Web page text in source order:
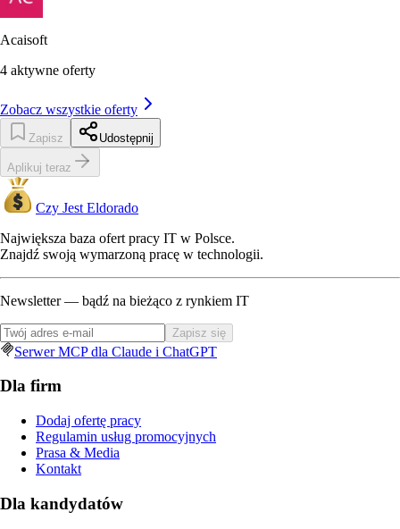
Acaisoft
4 aktywne oferty
Zobacz wszystkie oferty
Zapisz Udostępnij
Aplikuj teraz
Czy Jest Eldorado
Największa baza ofert pracy IT w Polsce.
Znajdź swoją wymarzoną pracę w technologii.
Newsletter — bądź na bieżąco z rynkiem IT
Zapisz się
Serwer MCP dla Claude i ChatGPT
Dla firm
Dodaj ofertę pracy
Regulamin usług promocyjnych
Prasa & Media
Kontakt
Dla kandydatów